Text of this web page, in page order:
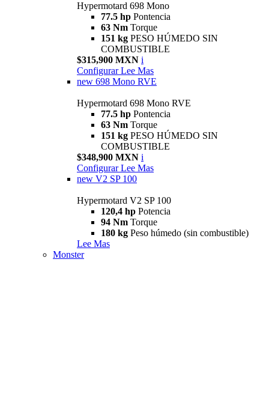
Hypermotard 698 Mono
77.5 hp Pontencia
63 Nm Torque
151 kg PESO HÚMEDO SIN
COMBUSTIBLE
$315,900 MXN i
Configurar Lee Mas
new 698 Mono RVE
Hypermotard 698 Mono RVE
77.5 hp Pontencia
63 Nm Torque
151 kg PESO HÚMEDO SIN
COMBUSTIBLE
$348,900 MXN i
Configurar Lee Mas
new V2 SP 100
Hypermotard V2 SP 100
120,4 hp Potencia
94 Nm Torque
180 kg Peso húmedo (sin combustible)
Lee Mas
Monster